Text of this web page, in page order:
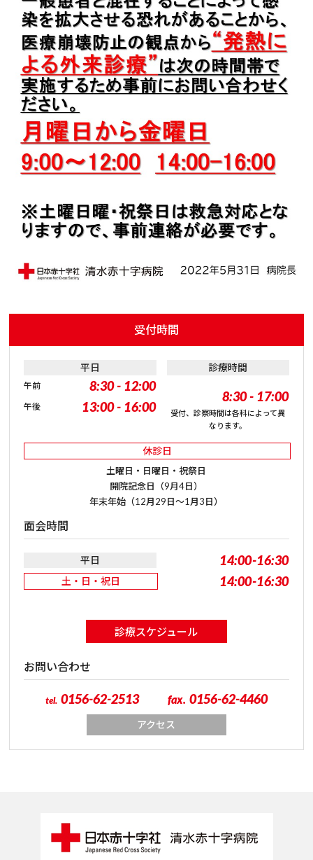
受付時間
平日
午前 8:30 - 12:00
午後 13:00 - 16:00
診療時間
8:30 - 17:00
受付、診察時間は各科によって異
なります。
休診日
土曜日・日曜日・祝祭日
開院記念日（9月4日）
年末年始（12月29日～1月3日）
診療スケジュール
面会時間
平日 14:00-16:30
土・日・祝日 14:00-16:30
お問い合わせ
tel. 0156-62-2513 fax. 0156-62-4460
アクセス